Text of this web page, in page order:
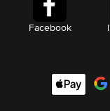
Facebook